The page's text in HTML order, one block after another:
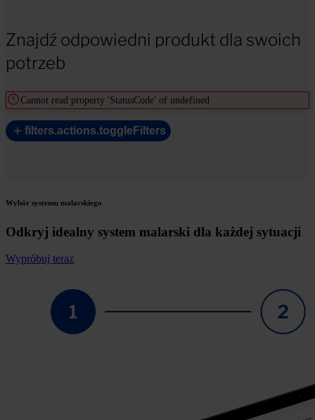
Znajdź odpowiedni produkt dla swoich
potrzeb
Cannot read property 'StatusCode' of undefined
filters.actions.toggleFilters
Wybór systemu malarskiego
Odkryj idealny system malarski dla każdej sytuacji
Wypróbuj teraz